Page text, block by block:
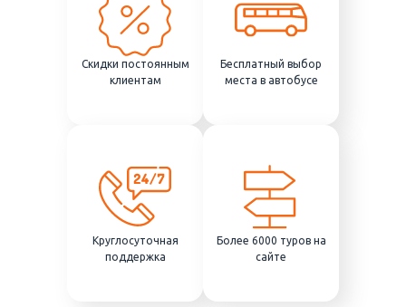
Скидки постоянным
клиентам
Бесплатный выбор
места в автобусе
Круглосуточная
поддержка
Более 6000 туров на
сайте